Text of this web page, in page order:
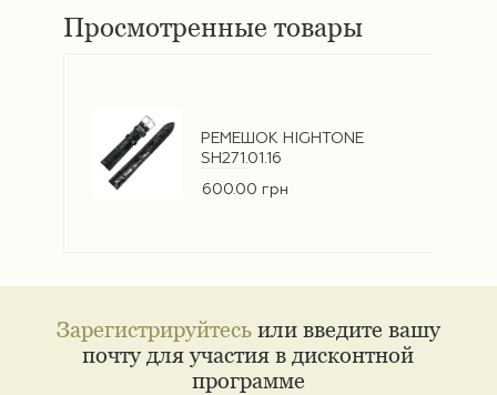
Просмотренные товары
РЕМЕШОК HIGHTONE
SH271.01.16
600.00 грн
Зарегистрируйтесьили введите вашу
почту для участия в дисконтной
программе